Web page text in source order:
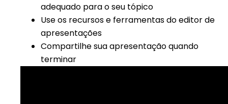
adequado para o seu tópico
Use os recursos e ferramentas do editor de
apresentações
Compartilhe sua apresentação quando
terminar